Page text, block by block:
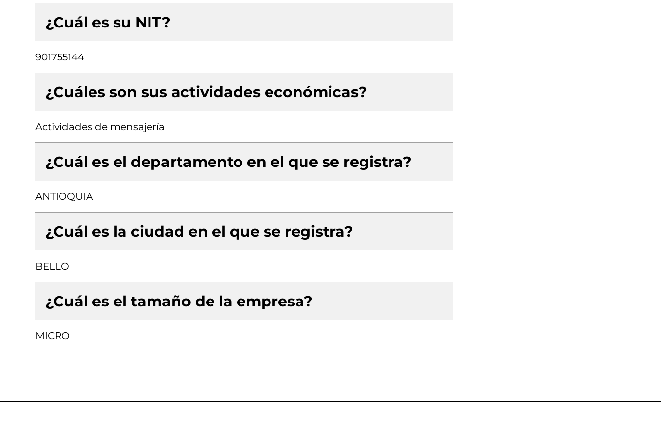
¿Cuál es su NIT?
901755144
¿Cuáles son sus actividades económicas?
Actividades de mensajería
¿Cuál es el departamento en el que se registra?
ANTIOQUIA
¿Cuál es la ciudad en el que se registra?
BELLO
¿Cuál es el tamaño de la empresa?
MICRO